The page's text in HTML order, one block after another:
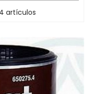
artículos